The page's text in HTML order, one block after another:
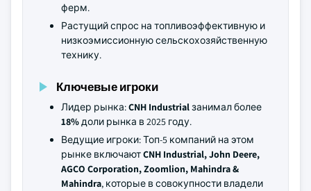
ферм.
Растущий спрос на топливоэффективную и
низкоэмиссионную сельскохозяйственную
технику.
Ключевые игроки
Лидер рынка:CNH Industrialзанимал более
18%доли рынка в 2025 году.
Ведущие игроки: Топ-5 компаний на этом
рынке включаютCNH Industrial, John Deere,
AGCO Corporation, Zoomlion, Mahindra &
Mahindra, которые в совокупности владели